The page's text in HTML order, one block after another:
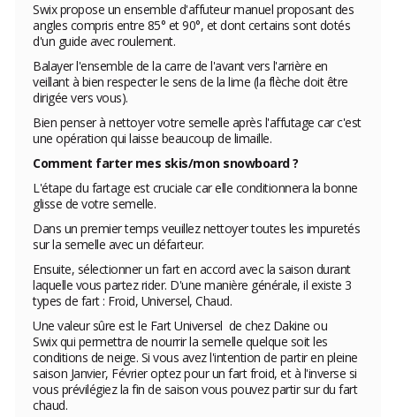
Swixpropose un ensemble d'affuteur manuel proposant des
angles compris entre 85° et 90°, et dont certains sont dotés
d'un guide avec roulement.
Balayer l'ensemble de la carre de l'avant vers l'arrière en
veillant à bien respecter le sens de la lime (la flèche doit être
dirigée vers vous).
Bien penser à nettoyer votre semelle après l'affutage car c'est
une opération qui laisse beaucoup de limaille.
Comment farter mes skis/mon snowboard ?
L'étape du fartage est cruciale car elle conditionnera la bonne
glisse de votre semelle.
Dans un premier temps veuillez nettoyer toutes les impuretés
sur la semelle avec un défarteur.
Ensuite, sélectionner un fart en accord avec la saison durant
laquelle vous partez rider. D'une manière générale, il existe 3
types de fart : Froid, Universel, Chaud.
Une valeur sûre est le Fart Universel de chez Dakine ou
Swix qui permettra de nourrir la semelle quelque soit les
conditions de neige. Si vous avez l'intention de partir en pleine
saison Janvier, Février optez pour un fart froid, et à l'inverse si
vous prévilégiez la fin de saison vous pouvez partir sur du fart
chaud.